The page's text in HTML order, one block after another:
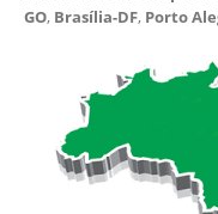
GO, Brasília-DF, Porto